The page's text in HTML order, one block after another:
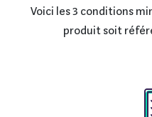
Voici les 3 conditions
produit soit